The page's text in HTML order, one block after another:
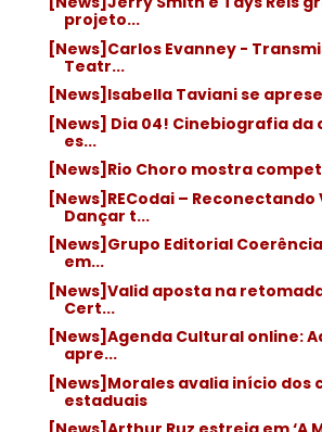
projeto...
[News]Carlos Evanney -
Teatr...
[News]Isabella Taviani se
[News] Dia 04! Cinebiografia da
es...
[News]Rio Choro mostra
[News]RECodai – Reconectando
Dançar t...
[News]Grupo Editorial
em...
[News]Valid aposta na
Cert...
[News]Agenda Cultural online:
apre...
[News]Morales avalia início dos
estaduais